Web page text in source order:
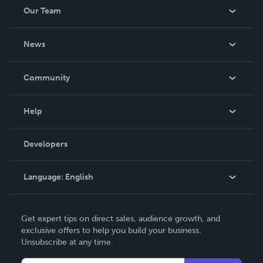
Our Team
News
In The News
Community
Podcast
Help
Order Lookup
Knowledge Base
Contact Support
Developers
Language: English
Deutsch
Français
Get expert tips on direct sales, audience growth, and
exclusive offers to help you build your business.
Unsubscribe at any time.